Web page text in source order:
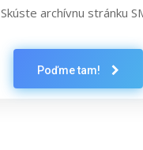
Skúste archívnu stránku
Poďme tam!